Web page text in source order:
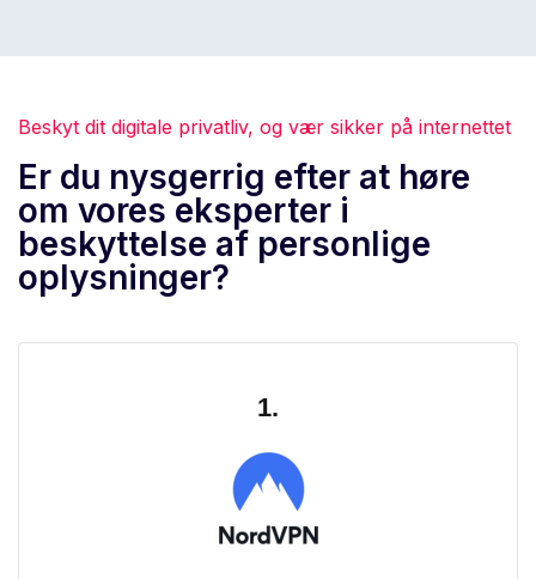
Beskyt dit digitale privatliv, og vær sikker på internettet
Er du nysgerrig efter at høre
om vores eksperter i
beskyttelse af personlige
oplysninger?
1.